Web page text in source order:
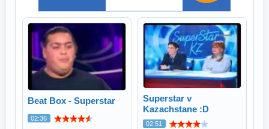
Beat Box - Superstar
02:36
Superstar v
Kazachstane :D
02:51